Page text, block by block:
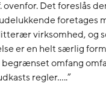
ovenfor. Det foreslås
foretages
virksomhed, og
er en helt særlig
begrænset omfang
regler…..”